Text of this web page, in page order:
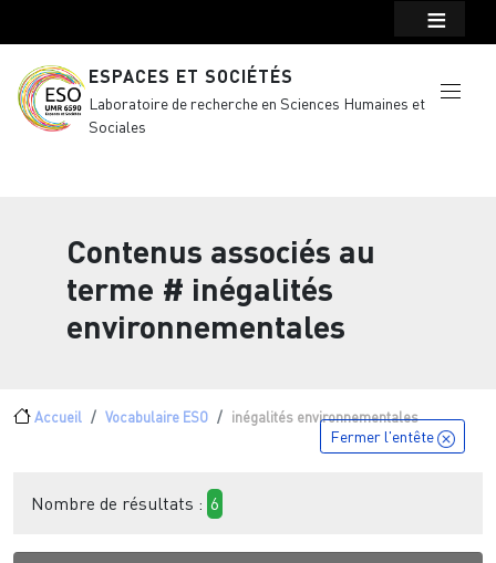
ESPACES ET SOCIÉTÉS
Laboratoire de recherche en Sciences Humaines et
Sociales
Contenus associés au
terme # inégalités
environnementales
Fil d'Ariane
Accueil Vocabulaire ESO inégalités environnementales
Fermer l'entête
Nombre de résultats : 6